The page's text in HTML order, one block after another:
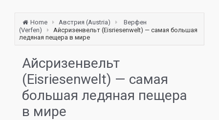
Home Австрия (Austria)
Верфен
(Verfen)
Айсризенвельт (Eisriesenwelt) — самая большая
ледяная пещера в мире
Айсризенвельт
(Eisriesenwelt) — самая
большая ледяная пещера
в мире